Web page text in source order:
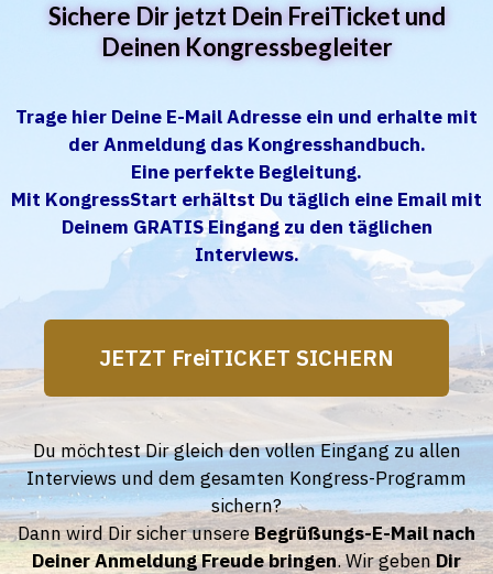
Sichere Dir jetzt Dein FreiTicket und
Deinen Kongressbegleiter
Trage hier Deine E-Mail Adresse ein und erhalte mit
der Anmeldung das Kongresshandbuch.
Eine perfekte Begleitung.
Mit KongressStart erhältst Du täglich eine Email mit
Deinem GRATIS Eingang zu den täglichen
Interviews.
JETZT FreiTICKET SICHERN
Du möchtest Dir gleich den vollen Eingang zu allen
Interviews und dem gesamten Kongress-Programm
sichern?
Dann wird Dir sicher unsereBegrüßungs-E-Mail nach
Deiner Anmeldung Freude bringen. Wir gebenDir